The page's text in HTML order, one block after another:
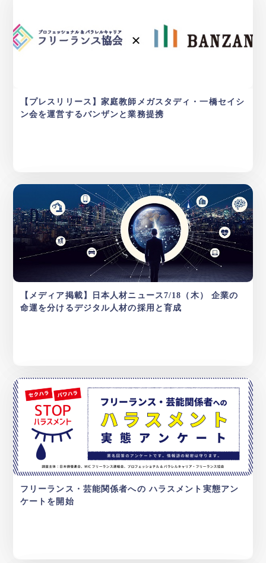
【プレスリリース】家庭教師メガスタディ・一橋セイシ
ン会を運営するバンザンと業務提携
【メディア掲載】日本人材ニュース7/18（木） 企業の
命運を分けるデジタル人材の採用と育成
フリーランス・芸能関係者への ハラスメント実態アン
ケートを開始